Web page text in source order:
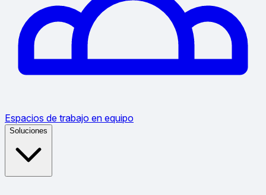
Espacios de trabajo en equipo
Soluciones